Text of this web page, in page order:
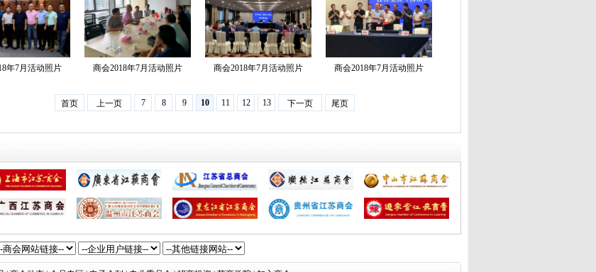
年7月活动照片 商会2018年7月活动照片 商会2018年7月活动照片 商会2018年7月活动照片
首页 上一页 7 8 9 10 11 12 13 下一页 尾页